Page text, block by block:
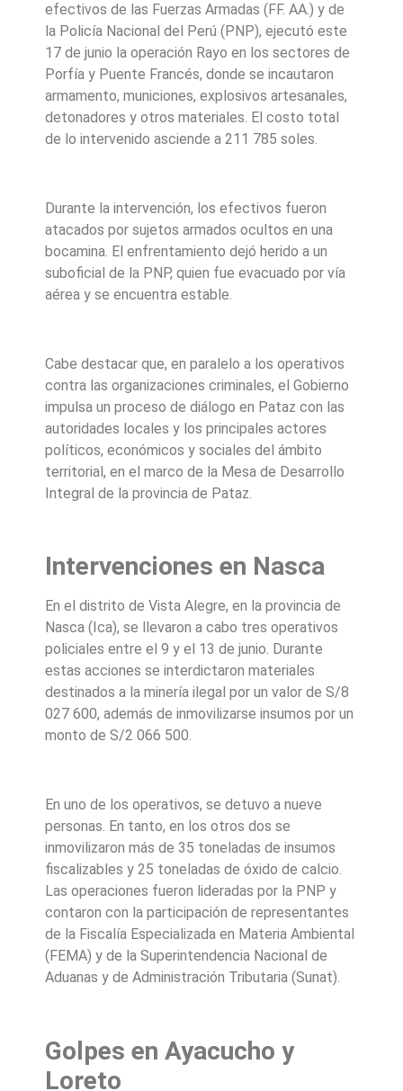
efectivos de las Fuerzas Armadas (FF. AA.) y de
la Policía Nacional del Perú (PNP), ejecutó este
17 de junio la operación Rayo en los sectores de
Porfía y Puente Francés, donde se incautaron
armamento, municiones, explosivos artesanales,
detonadores y otros materiales. El costo total
de lo intervenido asciende a 211 785 soles.
Durante la intervención, los efectivos fueron
atacados por sujetos armados ocultos en una
bocamina. El enfrentamiento dejó herido a un
suboficial de la PNP, quien fue evacuado por vía
aérea y se encuentra estable.
Cabe destacar que, en paralelo a los operativos
contra las organizaciones criminales, el Gobierno
impulsa un proceso de diálogo en Pataz con las
autoridades locales y los principales actores
políticos, económicos y sociales del ámbito
territorial, en el marco de la Mesa de Desarrollo
Integral de la provincia de Pataz.
Intervenciones en Nasca
En el distrito de Vista Alegre, en la provincia de
Nasca (Ica), se llevaron a cabo tres operativos
policiales entre el 9 y el 13 de junio. Durante
estas acciones se interdictaron materiales
destinados a la minería ilegal por un valor de S/8
027 600, además de inmovilizarse insumos por un
monto de S/2 066 500.
En uno de los operativos, se detuvo a nueve
personas. En tanto, en los otros dos se
inmovilizaron más de 35 toneladas de insumos
fiscalizables y 25 toneladas de óxido de calcio.
Las operaciones fueron lideradas por la PNP y
contaron con la participación de representantes
de la Fiscalía Especializada en Materia Ambiental
(FEMA) y de la Superintendencia Nacional de
Aduanas y de Administración Tributaria (Sunat).
Golpes en Ayacucho y
Loreto